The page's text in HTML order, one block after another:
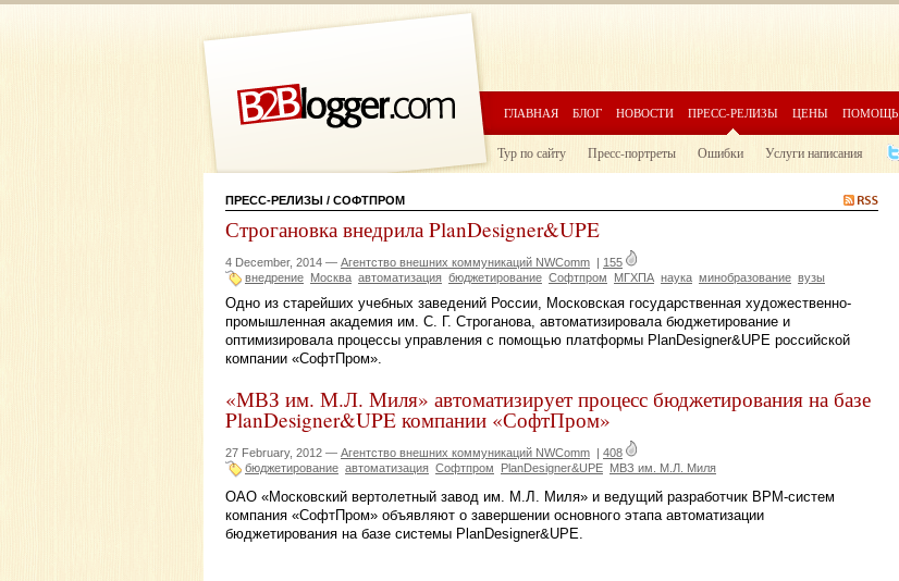
ГЛАВНАЯ БЛОГ НОВОСТИ ПРЕСС-РЕЛИЗЫ ЦЕНЫ ПОМОЩЬ
Тур по сайту Пресс-портреты Ошибки Услуги написания
ПРЕСС-РЕЛИЗЫ / СОФТПРОМ
Строгановка внедрила PlanDesigner&UPE
4 December, 2014 — Агентство внешних коммуникаций NWComm | 155
внедрение Москва автоматизация бюджетирование Софтпром МГХПА наука минобразование вузы
Одно из старейших учебных заведений России, Московская государственная художественно-
промышленная академия им. С. Г. Строганова, автоматизировала бюджетирование и
оптимизировала процессы управления с помощью платформы PlanDesigner&UPE российской
компании «СофтПром».
«МВЗ им. М.Л. Миля» автоматизирует процесс бюджетирования на базе
PlanDesigner&UPE компании «СофтПром»
27 February, 2012 — Агентство внешних коммуникаций NWComm | 408
бюджетирование автоматизация Софтпром PlanDesigner&UPE МВЗ им. М.Л. Миля
ОАО «Московский вертолетный завод им. М.Л. Миля» и ведущий разработчик BPM-систем
компания «СофтПром» объявляют о завершении основного этапа автоматизации
бюджетирования на базе системы PlanDesigner&UPE.